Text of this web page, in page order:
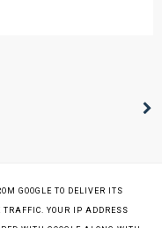
GOOGLE TO DELIVER ITS
YOUR IP ADDRESS